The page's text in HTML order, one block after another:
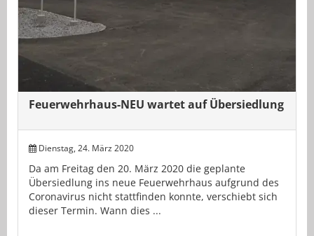
Feuerwehrhaus-NEU wartet auf Übersiedlung
Dienstag, 24. März 2020
Da am Freitag den 20. März 2020 die geplante
Übersiedlung ins neue Feuerwehrhaus aufgrund des
Coronavirus nicht stattfinden konnte, verschiebt sich
dieser Termin. Wann dies ...